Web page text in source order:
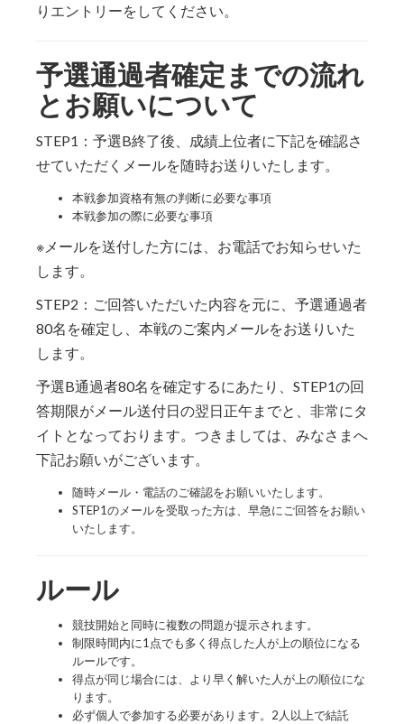
りエントリーをしてください。
予選通過者確定までの流れ
とお願いについて
STEP1：予選B終了後、成績上位者に下記を確認さ
せていただくメールを随時お送りいたします。
本戦参加資格有無の判断に必要な事項
本戦参加の際に必要な事項
※メールを送付した方には、お電話でお知らせいた
します。
STEP2：ご回答いただいた内容を元に、予選通過者
80名を確定し、本戦のご案内メールをお送りいた
します。
予選B通過者80名を確定するにあたり、STEP1の回
答期限がメール送付日の翌日正午までと、非常にタ
イトとなっております。つきましては、みなさまへ
下記お願いがございます。
随時メール・電話のご確認をお願いいたします。
STEP1のメールを受取った方は、早急にご回答をお願い
いたします。
ルール
競技開始と同時に複数の問題が提示されます。
制限時間内に1点でも多く得点した人が上の順位になる
ルールです。
得点が同じ場合には、より早く解いた人が上の順位にな
ります。
必ず個人で参加する必要があります。2人以上で結託